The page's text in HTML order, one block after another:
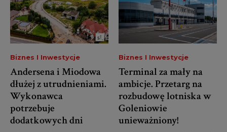
Biznes I Inwestycje
Andersena i Miodowa
dłużej z utrudnieniami.
Wykonawca
potrzebuje
dodatkowych dni
Biznes I Inwestycje
Terminal za mały na
ambicje. Przetarg na
rozbudowę lotniska w
Goleniowie
unieważniony!